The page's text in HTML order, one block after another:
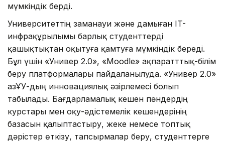
мүмкіндік берді.
Университеттің заманауи және дамыған IT-
инфрақұрылымы барлық студенттерді
қашықтықтан оқытуға қамтуға мүмкіндік береді.
Бұл үшін «Универ 2.0», «Moodle» ақпаратттық-білім
беру платформалары пайдаланылуда. «Универ 2.0»
ҚазҰУ-дың инновациялық әзірлемесі болып
табылады. Бағдарламалық кешен пәндердің
курстары мен оқу-әдістемелік кешендерінің
базасын қалыптастыру, жеке немесе топтық
дәрістер өткізу, тапсырмалар беру, студенттерге